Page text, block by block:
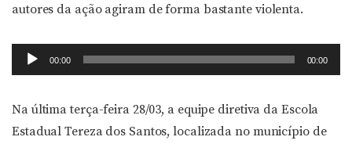
autores da ação agiram de forma bastante violenta.
Tocador
de
00:00 00:00
Na última terça-feira 28/03, a equipe diretiva da Escola
Estadual Tereza dos Santos, localizada no município de